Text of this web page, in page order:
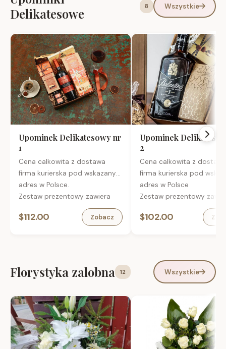
Delikatesowe
8 Wszystkie
Upominek Delikatesowy nr
1
Cena calkowita z dostawa
firma kurierska pod wskazany
adres w Polsce.
Zestaw prezentowy zawiera
Francuskie trufle czekoladowe
z likierem pomarańczowym
Puglia
Kandyzowane pomarańcze w
Hiszpański tradycyjny turron z
mielonymi migdałami San
Andres, 150 g
Kawa, – 100% arabica o
$112.00 Zobacz
Upominek
2
Cena calkowita z dostawa
firma kurierska pod
adres w Polsce
Zestaw prezentowy
Szkocka whisky
YO, finiszowana w
Orzeszki ziemne prażone
karmelu 100 g
Ekskluzywna kawa
100% arabica 100 g
Opakowanie:
$102.00
Florystyka zalobna 12 Wszystkie